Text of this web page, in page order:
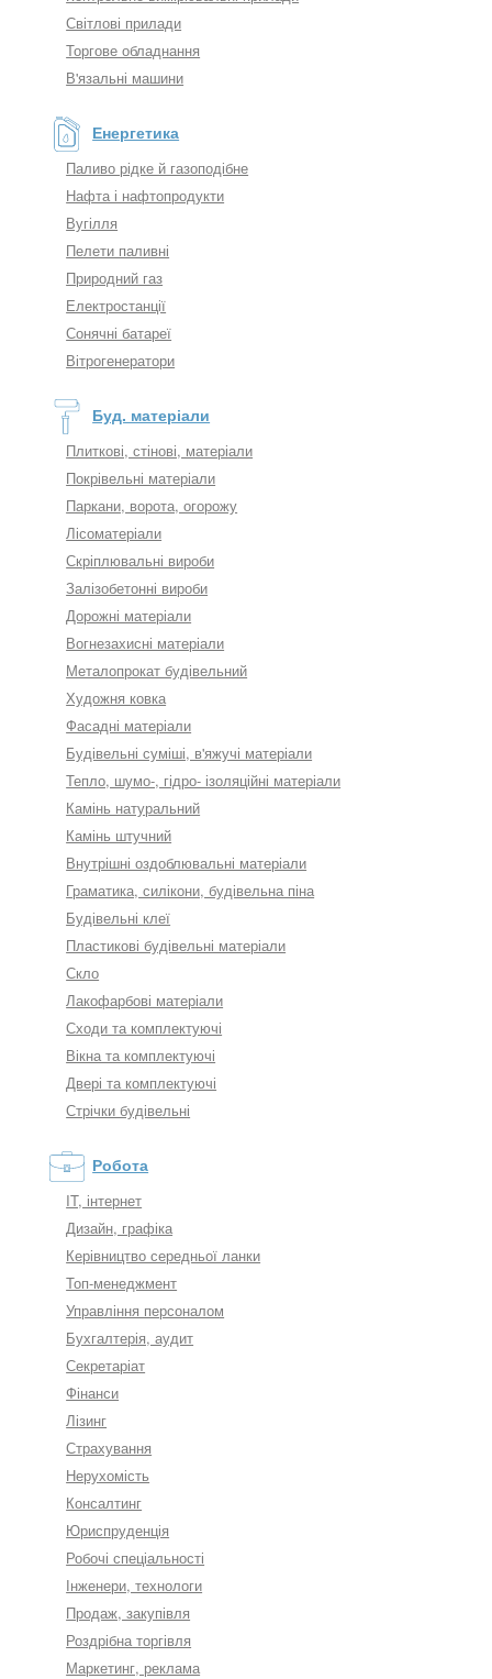
Світлові прилади
Торгове обладнання
В'язальні машини
Енергетика
Паливо рідке й газоподібне
Нафта і нафтопродукти
Вугілля
Пелети паливні
Природний газ
Електростанції
Сонячні батареї
Вітрогенератори
Буд. матеріали
Плиткові, стінові, матеріали
Покрівельні матеріали
Паркани, ворота, огорожу
Лісоматеріали
Скріплювальні вироби
Залізобетонні вироби
Дорожні матеріали
Вогнезахисні матеріали
Металопрокат будівельний
Художня ковка
Фасадні матеріали
Будівельні суміші, в'яжучі матеріали
Тепло, шумо-, гідро- ізоляційні матеріали
Камінь натуральний
Камінь штучний
Внутрішні оздоблювальні матеріали
Граматика, силікони, будівельна піна
Будівельні клеї
Пластикові будівельні матеріали
Скло
Лакофарбові матеріали
Сходи та комплектуючі
Вікна та комплектуючі
Двері та комплектуючі
Стрічки будівельні
Робота
IT, інтернет
Дизайн, графіка
Керівництво середньої ланки
Топ-менеджмент
Управління персоналом
Бухгалтерія, аудит
Секретаріат
Фінанси
Лізинг
Страхування
Нерухомість
Консалтинг
Юриспруденція
Робочі спеціальності
Інженери, технологи
Продаж, закупівля
Роздрібна торгівля
Маркетинг, реклама